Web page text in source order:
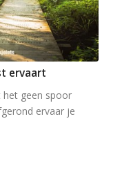
ervaart
het geen spoor
ervaar je